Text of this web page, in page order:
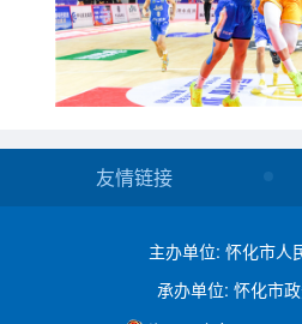
友情链接
主办单位: 怀化市人
承办单位: 怀化市